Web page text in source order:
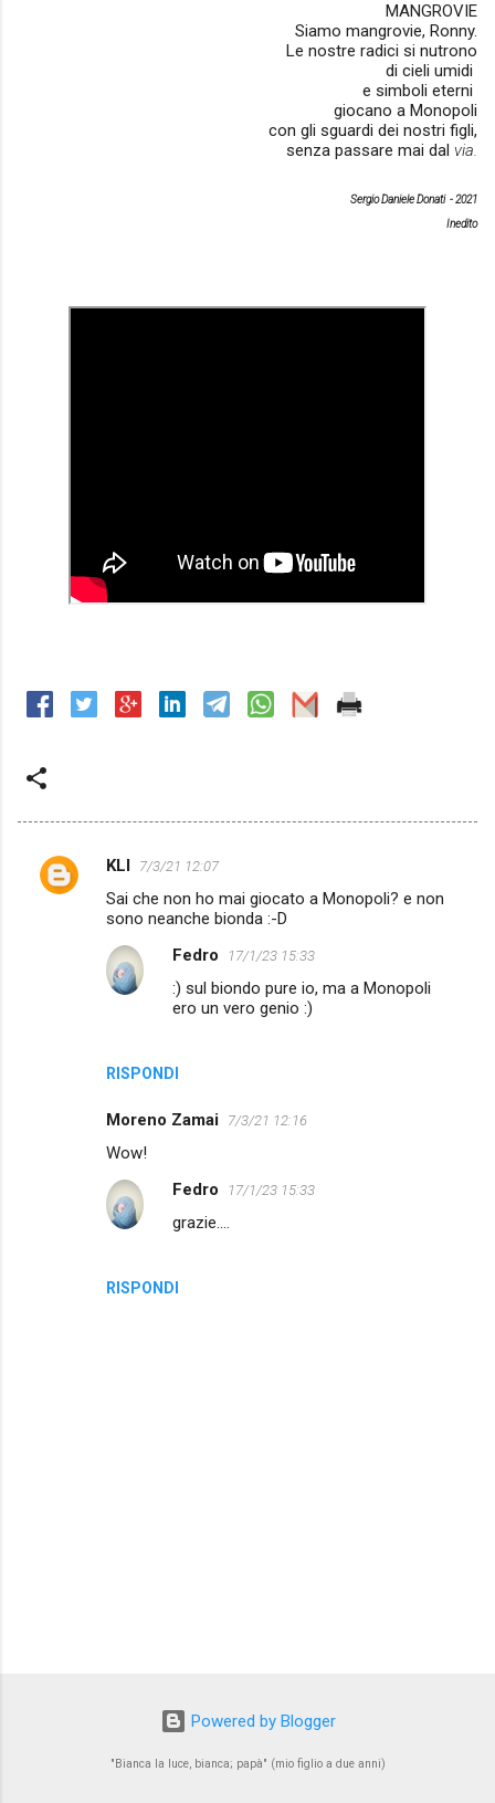
MANGROVIE
Siamo mangrovie, Ronny.
Le nostre radici si nutrono
di cieli umidi
e simboli eterni
giocano a Monopoli
con gli sguardi dei nostri figli,
senza passare mai dal via.
Sergio Daniele Donati - 2021
Inedito
C
KLI 7/3/21 12:07
Sai che non ho mai giocato a Monopoli? e non
sono neanche bionda :-D
RISPONDI
Fedro 17/1/23 15:33
:) sul biondo pure io, ma a Monopoli
ero un vero genio :)
Moreno Zamai 7/3/21 12:16
Wow!
RISPONDI
Fedro 17/1/23 15:33
grazie....
Powered by Blogger
"Bianca la luce, bianca; papà" (mio figlio a due anni)